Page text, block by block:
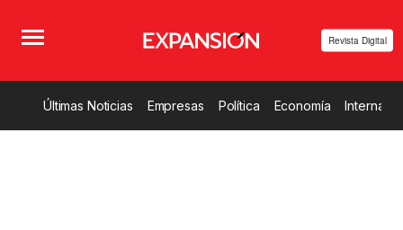
Revista Digital
Últimas Noticias Empresas Política Economía